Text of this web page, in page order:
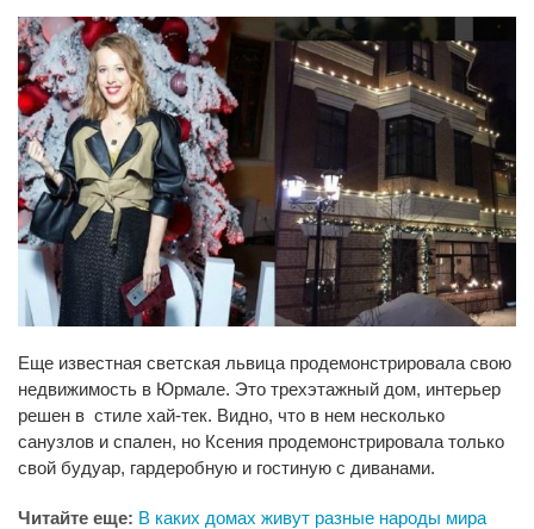
Еще известная светская львица продемонстрировала свою
недвижимость в Юрмале. Это трехэтажный дом, интерьер
решен в стиле хай-тек. Видно, что в нем несколько
санузлов и спален, но Ксения продемонстрировала только
свой будуар, гардеробную и гостиную с диванами.
Читайте еще: В каких домах живут разные народы мира